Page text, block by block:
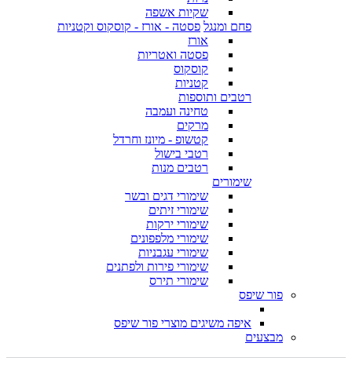
שקיות אשפה
פחם ומנגל פסטה - אורז - קוסקוס וקטניות
אורז
פסטה ואטריות
קוסקוס
קטניות
רטבים ותוספות
טחינה ועמבה
מרקים
קטשופ - מיונז וחרדל
רטבי בישול
רטבים מנות
שימורים
שימורי דגים ובשר
שימורי זיתים
שימורי ירקות
שימורי מלפפונים
שימורי עגבניות
שימורי פירות ולפתנים
שימורי תירס
פור שיפס
איפה משיגים מוצרי פור שיפס
מבצעים